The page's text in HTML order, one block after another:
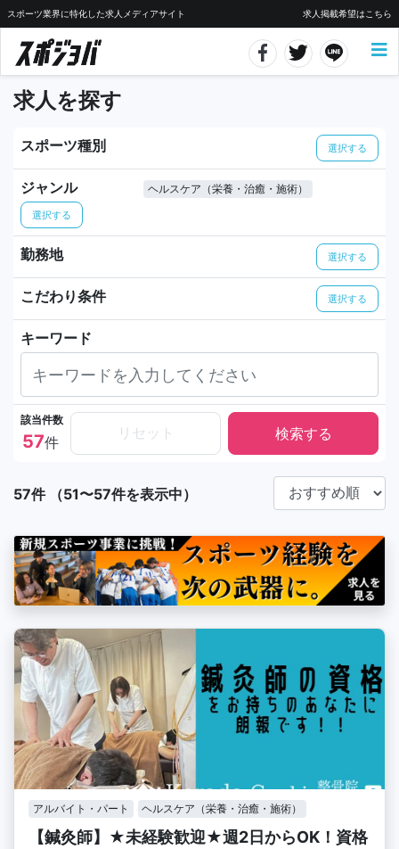
スポーツ業界に特化した求人メディアサイト 求人掲載希望はこちら
求人を探す
スポーツ種別 選択する
ジャンル
選択する
ヘルスケア（栄養・治癒・施術）
勤務地 選択する
こだわり条件 選択する
キーワード
該当件数
57件
リセット
57件 （51〜57件を表示中）
アルバイト・パート ヘルスケア（栄養・治癒・施術）
【鍼灸師】★未経験歓迎★週2日からOK！資格